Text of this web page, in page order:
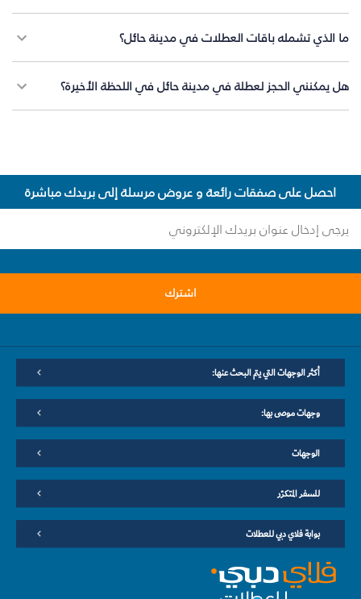
ما الذي تشمله باقات العطلات في مدينة حائل؟
هل يمكنني الحجز لعطلة في مدينة حائل في اللحظة الأخيرة؟
احصل على صفقات رائعة و عروض مرسلة إلى بريدك مباشرة
اشترك
أكثر الوجهات التي يتم البحث عنها:
وجهات موصى بها:
الوجهات
للسفر المتكرّر
بوابة فلاي دبي للعطلات